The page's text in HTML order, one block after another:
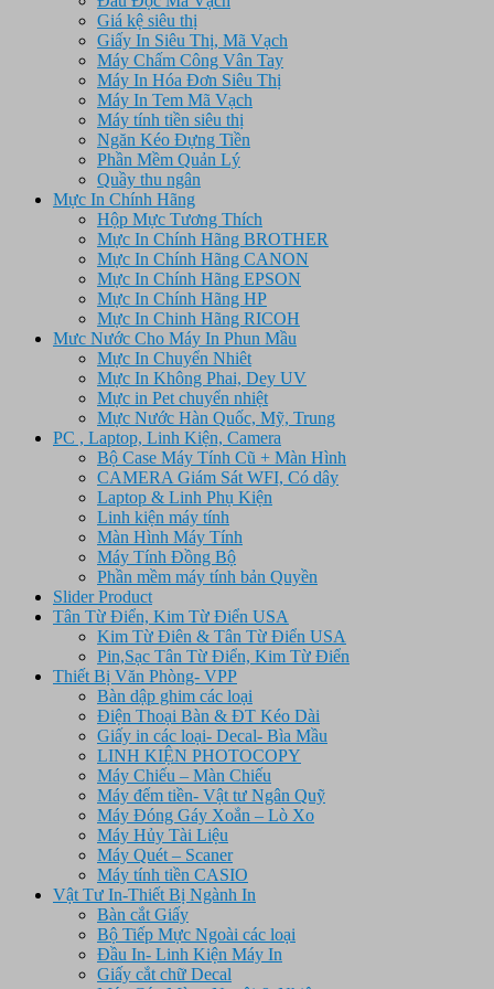
Giá kệ siêu thị
Giấy In Siêu Thị, Mã Vạch
Máy Chấm Công Vân Tay
Máy In Hóa Đơn Siêu Thị
Máy In Tem Mã Vạch
Máy tính tiền siêu thị
Ngăn Kéo Đựng Tiền
Phần Mềm Quản Lý
Quầy thu ngân
Mực In Chính Hãng
Hộp Mực Tương Thích
Mực In Chính Hãng BROTHER
Mực In Chính Hãng CANON
Mực In Chính Hãng EPSON
Mực In Chính Hãng HP
Mực In Chinh Hãng RICOH
Mưc Nước Cho Máy In Phun Mầu
Mực In Chuyển Nhiêt
Mực In Không Phai, Dey UV
Mực in Pet chuyển nhiệt
Mực Nước Hàn Quốc, Mỹ, Trung
PC , Laptop, Linh Kiện, Camera
Bộ Case Máy Tính Cũ + Màn Hình
CAMERA Giám Sát WFI, Có dây
Laptop & Linh Phụ Kiện
Linh kiện máy tính
Màn Hình Máy Tính
Máy Tính Đồng Bộ
Phần mềm máy tính bản Quyền
Slider Product
Tân Từ Điển, Kim Từ Điển USA
Kim Từ Điên & Tân Từ Điển USA
Pin,Sạc Tân Từ Điển, Kim Từ Điển
Thiết Bị Văn Phòng- VPP
Bàn dập ghim các loại
Điện Thoại Bàn & ĐT Kéo Dài
Giấy in các loại- Decal- Bìa Mầu
LINH KIỆN PHOTOCOPY
Máy Chiếu – Màn Chiếu
Máy đếm tiền- Vật tư Ngân Quỹ
Máy Đóng Gáy Xoắn – Lò Xo
Máy Hủy Tài Liệu
Máy Quét – Scaner
Máy tính tiền CASIO
Vật Tư In-Thiết Bị Ngành In
Bàn cắt Giấy
Bộ Tiếp Mực Ngoài các loại
Đầu In- Linh Kiện Máy In
Giấy cắt chữ Decal